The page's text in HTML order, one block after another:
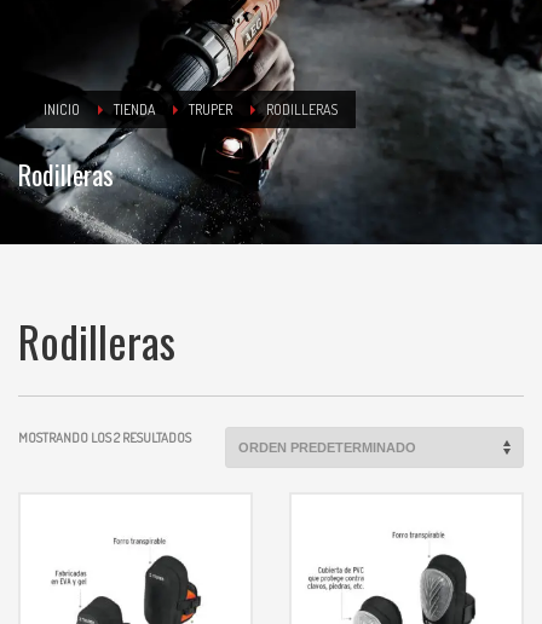
INICIO TIENDA TRUPER RODILLERAS
Rodilleras
Rodilleras
MOSTRANDO LOS 2 RESULTADOS